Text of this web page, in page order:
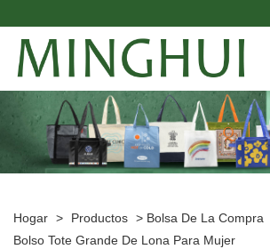
Hogar > Productos > Bolsa De La Compra
Bolso Tote Grande De Lona Para Mujer